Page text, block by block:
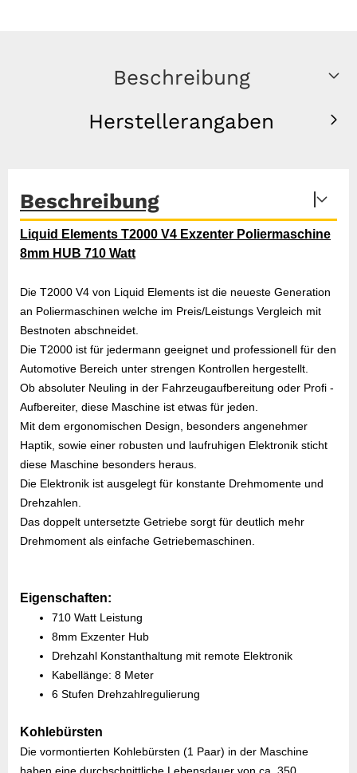
Beschreibung
Herstellerangaben
Beschreibung
Liquid Elements T2000 V4 Exzenter Poliermaschine
8mm HUB 710 Watt
Die T2000 V4 von Liquid Elements ist die neueste Generation
an Poliermaschinen welche im Preis/Leistungs Vergleich mit
Bestnoten abschneidet.
Die T2000 ist für jedermann geeignet und professionell für den
Automotive Bereich unter strengen Kontrollen hergestellt.
Ob absoluter Neuling in der Fahrzeugaufbereitung oder Profi -
Aufbereiter, diese Maschine ist etwas für jeden.
Mit dem ergonomischen Design, besonders angenehmer
Haptik, sowie einer robusten und laufruhigen Elektronik sticht
diese Maschine besonders heraus.
Die Elektronik ist ausgelegt für konstante Drehmomente und
Drehzahlen.
Das doppelt untersetzte Getriebe sorgt für deutlich mehr
Drehmoment als einfache Getriebemaschinen.
Eigenschaften:
710 Watt Leistung
8mm Exzenter Hub
Drehzahl Konstanthaltung mit remote Elektronik
Kabellänge: 8 Meter
6 Stufen Drehzahlregulierung
Kohlebürsten
Die vormontierten Kohlebürsten (1 Paar) in der Maschine